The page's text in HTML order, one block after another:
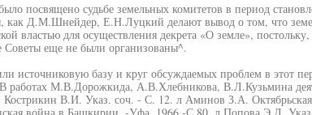
посвящено судьбе земельных комитетов в период
как Д.М.Шнейдер, Е.Н.Луцкий делают вывод о том, что
властью для осуществления декрета «О земле»,
Советы еще не были организованы^.
источниковую базу и круг обсуждаемых проблем в этот
работах М.В.Дорожкида, А.В.Хлебникова, В.Л.Кузьмина
Кострикин В.И. Указ. соч. - С. 12. л Аминов З.А. Октябрьская